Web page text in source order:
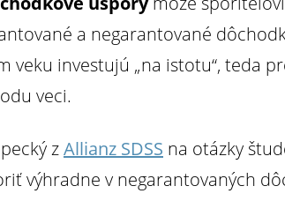
a negarantované
veku investujú „na istotu“, teda
veci.
zAllianz SDSS na otázky
výhradne v negarantovaných